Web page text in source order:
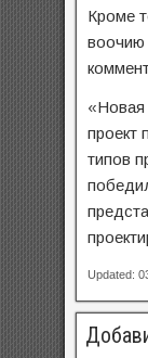
Кроме
воочию
«Новая
проект
типов
Updated: